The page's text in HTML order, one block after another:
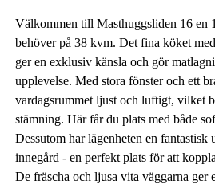
Välkommen till Masthuggsliden 16 en
behöver på 38 kvm. Det fina köket
ger en exklusiv känsla och gör
upplevelse. Med stora fönster och ett
vardagsrummet ljust och luftigt, vilket
stämning. Här får du plats med både
Dessutom har lägenheten en fantastisk
innegård - en perfekt plats för att
De fräscha och ljusa vita väggarna ger